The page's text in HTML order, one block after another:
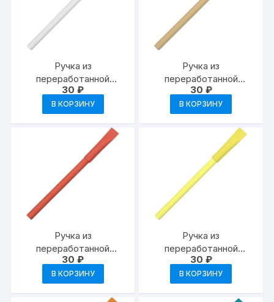
Ручка из
переработанной
бумаги с колпачком
«Recycled» — белый
30₽
В КОРЗИНУ
Ручка из
переработанной
бумаги с колпачком
«Recycled» —
натуральный
30 ₽
В КОРЗИНУ
Ручка из
переработанной
бумаги с колпачком
«Recycled» — красный
30₽
В КОРЗИНУ
Ручка из
переработанной
бумаги с колпачком
«Recycled» — желтый
30 ₽
В КОРЗИНУ